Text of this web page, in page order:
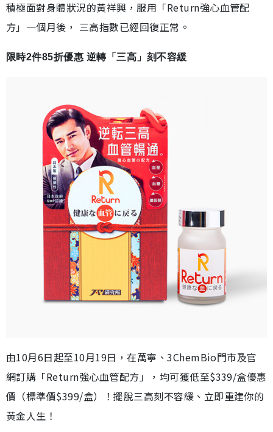
積極面對身體狀況的黃祥興，服用「Return強心血管配
方」一個月後， 三高指數已經回復正常。
限時2件85折優惠 逆轉「三高」刻不容緩
由10月6日起至10月19日，在萬寧、3ChemBio門市及官
網訂購「Return強心血管配方」，均可獲低至$339/盒優惠
價（標準價$399/盒）！擺脫三高刻不容緩、立即重建你的
黃金人生！